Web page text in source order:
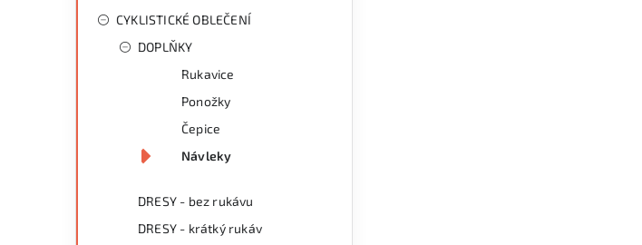
CYKLISTICKÉ OBLEČENÍ
DOPLŇKY
Rukavice
Ponožky
Čepice
Návleky
DRESY - bez rukávu
DRESY - krátký rukáv